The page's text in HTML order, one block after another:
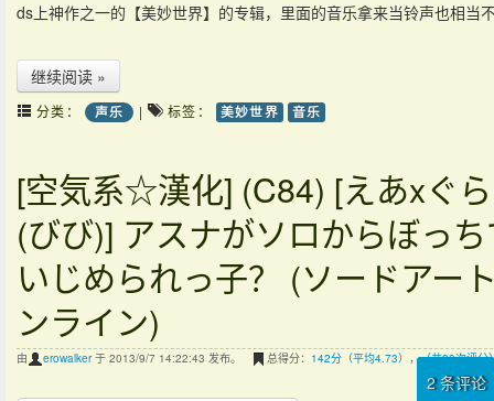
ds上神作之一的【美妙世界】的专辑，里面的音乐拿来当铃声也相当
继续阅读 »
分类： 声乐 | 标签： 美妙世界 音乐
[空気系☆漢化] (C84) [えあxぐら
(びび)] アスナがソロからぼっ
いじめられっ子？ (ソードアー
ンライン)
由 erowalker于 2013/9/7 14:22:43 发布。 总得分： 142分（平均4.73），（共30次评分
2条评论